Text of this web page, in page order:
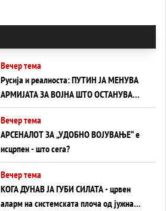
Вечер тема
Русија и реалноста: ПУТИН ЈА МЕНУВА
АРМИЈАТА ЗА ВОЈНА ШТО ОСТАНУВА
БЕЗ ФРОНТ
Вечер тема
АРСЕНАЛОТ ЗА „УДОБНО ВОЈУВАЊЕ“ е
исцрпен - што сега?
Вечер тема
КОГА ДУНАВ ЈА ГУБИ СИЛАТА - црвен
аларм на системската плоча од јужна